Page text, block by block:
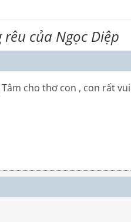
rêu của Ngọc Diệp
cho thơ con , con rất